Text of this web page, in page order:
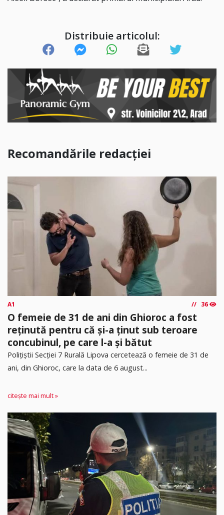
Distribuie articolul:
Recomandările redacției
A1 36
O femeie de 31 de ani din Ghioroc a fost
reținută pentru că și-a ținut sub teroare
concubinul, pe care l-a și bătut
​Polițiștii Secției 7 Rurală Lipova cercetează o femeie de 31 de
ani, din Ghioroc, care la data de 6 august...
citește mai mult »